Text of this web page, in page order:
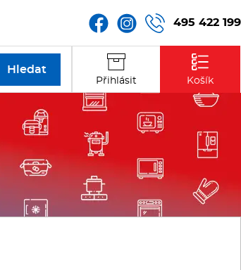
495 422 199
Přihlásit Košík